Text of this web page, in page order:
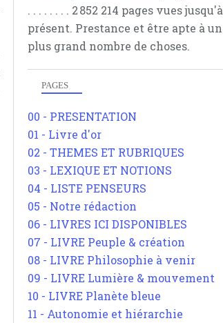
. . . . . . . . 2 852 214 pages vues jusqu'à
présent. Prestance et être apte à un
plus grand nombre de choses.
PAGES
00 - PRESENTATION
01 - Livre d'or
02 - THEMES ET RUBRIQUES
03 - LEXIQUE ET NOTIONS
04 - LISTE PENSEURS
05 - Notre rédaction
06 - LIVRES ICI DISPONIBLES
07 - LIVRE Peuple & création
08 - LIVRE Philosophie à venir
09 - LIVRE Lumière & mouvement
10 - LIVRE Planète bleue
11 - Autonomie et hiérarchie